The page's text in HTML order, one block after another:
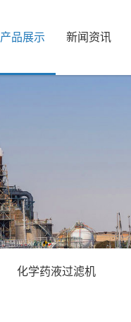
产品展示 新闻资讯
化学药液过滤机